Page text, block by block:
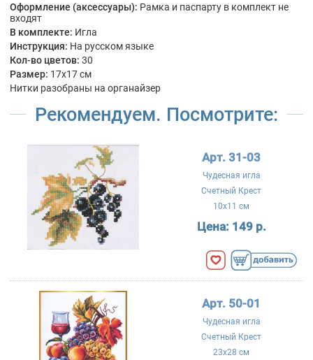
Оформление (аксессуары): Рамка и паспарту в комплект не
входят
В комплекте: Игла
Инструкция: На русском языке
Кол-во цветов: 30
Размер: 17x17 см
Нитки разобраны на органайзер
Рекомендуем. Посмотрите:
Арт. 31-03
Чудесная игла
Счетный Крест
10x11 см
Цена: 149 р.
Арт. 50-01
Чудесная игла
Счетный Крест
23x28 см